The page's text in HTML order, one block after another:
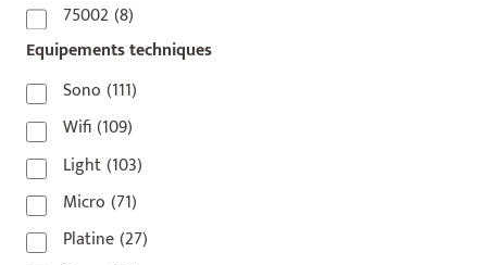
75002 (8)
75003(1)
75004(2)
75006 (5)
75007(7)
75008 (17)
75009(5)
Equipements techniques
Sono (111)
Wifi(109)
Light(103)
Micro (71)
Platine(27)